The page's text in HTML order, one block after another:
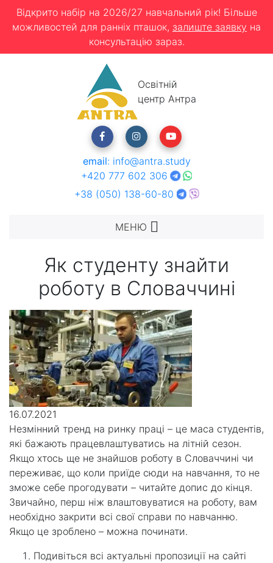
Відкрито набір на 2026/27 навчальний рік! Більше
можливостей для ранніх пташок, залиште заявку на
консультацію зараз.
Освітній
центр Антра
email: info@antra.study
+420 777 602 306
+38 (050) 138-60-80
МЕНЮ
Як студенту знайти
роботу в Словаччині
16.07.2021
Незмінний тренд на ринку праці – це маса студентів,
які бажають працевлаштуватись на літній сезон.
Якщо хтось ще не знайшов роботу в Словаччині чи
переживає, що коли приїде сюди на навчання, то не
зможе себе прогодувати – читайте допис до кінця.
Звичайно, перш ніж влаштовуватися на роботу, вам
необхідно закрити всі свої справи по навчанню.
Якщо це зроблено – можна починати.
Подивіться всі актуальні пропозиції на сайті